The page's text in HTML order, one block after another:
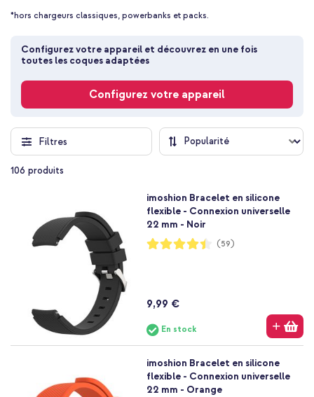
*hors chargeurs classiques, powerbanks et packs.
Configurez votre appareil et découvrez en une fois
toutes les coques adaptées
Configurez votre appareil
Filtres
106 produits
imoshion Bracelet en silicone
flexible - Connexion universelle
22 mm - Noir
Notation:
89%
(59)
9,99 €
En stock
imoshion Bracelet en silicone
flexible - Connexion universelle
22 mm - Orange